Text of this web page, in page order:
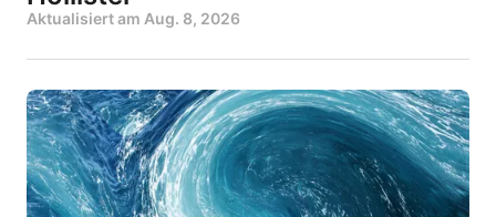
Aktualisiert am Aug. 8, 2026